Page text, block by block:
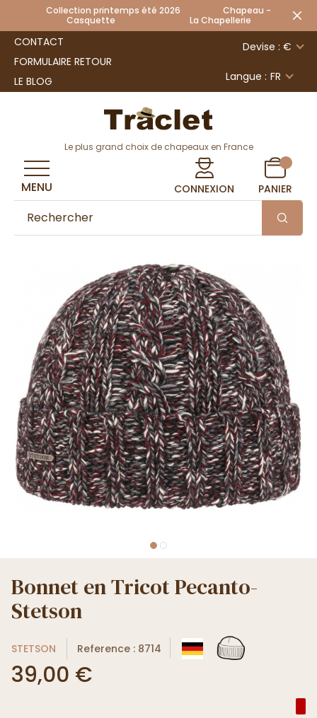
Collection printemps été 2026 Chapeau -
Casquette La Chapellerie
CONTACT
FORMULAIRE RETOUR
LE BLOG
Devise : €
Langue : FR
Le plus grand choix de chapeaux en France
CONNEXION PANIER
MENU
Bonnet en Tricot Pecanto-
Stetson
STETSON Reference : 8714
39,00 €